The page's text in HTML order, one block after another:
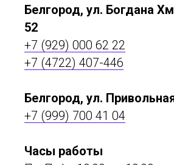
Белгород, ул. Богдана
52
+7 (929) 000 62 22
+7 (4722) 407-446
Белгород, ул.
+7 (999) 700 41 04
Часы работы